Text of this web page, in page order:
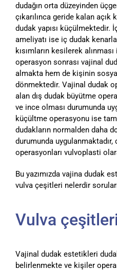
dudağın orta düzeyinden
çıkarılınca geride kalan
dudak yapısı küçülmektedir.
ameliyatı ise iç dudak
kısımların kesilerek
operasyon sonrası vajinal
almakta hem de kişinin
dönmektedir. Vajinal dudak
alan dış dudak büyütme
ve ince olması durumunda
küçültme operasyonu ise
dudakların normalden daha
durumunda uygulanmaktadır,
operasyonları vulvoplasti
Bu yazımızda vajina dudak
vulva çeşitleri nelerdir
Vulva
Vajinal dudak estetikleri
belirlenmekte ve kişiler